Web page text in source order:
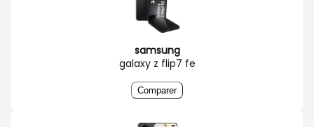
samsung
galaxy z flip7 fe
Comparer